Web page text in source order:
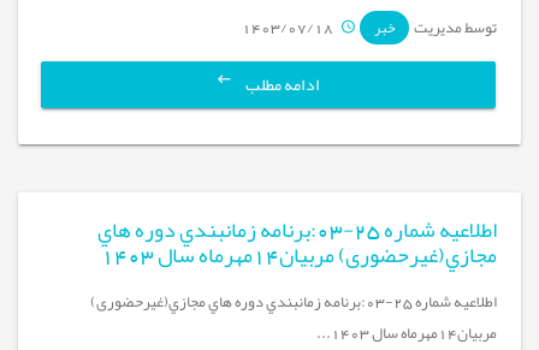
توسط مدیریت خبر 1403/07/18
ادامه مطلب
اطلاعیه شماره 25-03:برنامه زمانبندي دوره هاي
مجازي(غیرحضوری) مربيان14مهرماه سال 1403
اطلاعیه شماره 25-03:برنامه زمانبندي دوره هاي مجازي(غیرحضوری)
مربيان14مهرماه سال 1403...